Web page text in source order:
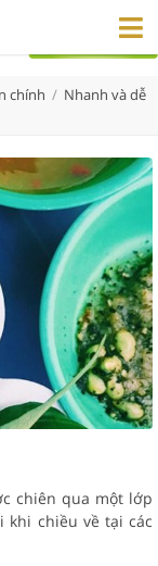
chính / Nhanh và dễ
chiên qua một lớp
khi chiều về tại các